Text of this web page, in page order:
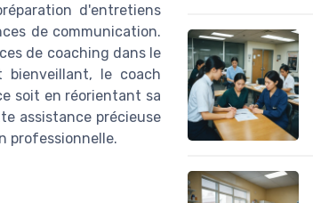
d'entretiens
de communication.
de coaching dans le
bienveillant, le coach
soit en réorientant sa
assistance précieuse
professionnelle.